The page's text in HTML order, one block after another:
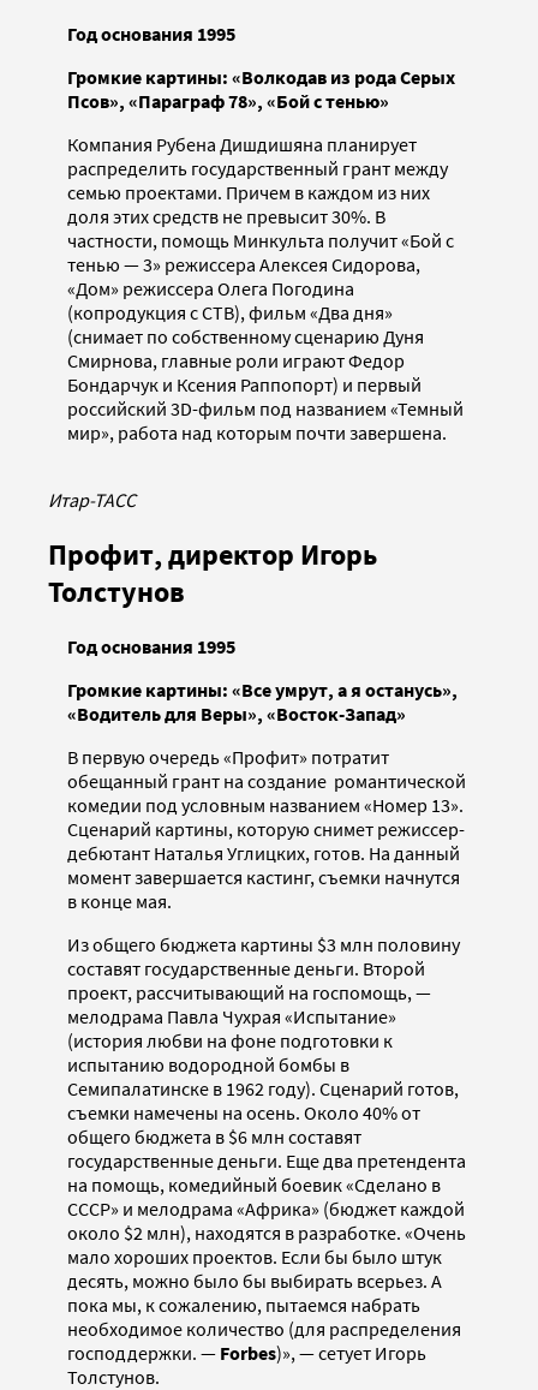
Год основания 1995
Громкие картины: «Волкодав из рода Серых
Псов», «Параграф 78», «Бой с тенью»
Компания Рубена Дишдишяна планирует
распределить государственный грант между
семью проектами. Причем в каждом из них
доля этих средств не превысит 30%. В
частности, помощь Минкульта получит «Бой с
тенью — 3» режиссера Алексея Сидорова,
«Дом» режиссера Олега Погодина
(копродукция с СТВ), фильм «Два дня»
(снимает по собственному сценарию Дуня
Смирнова, главные роли играют Федор
Бондарчук и Ксения Раппопорт) и первый
российский 3D-фильм под названием «Темный
мир», работа над которым почти завершена.
Итар-ТАСС
Профит, директор Игорь
Толстунов
Год основания 1995
Громкие картины: «Все умрут, а я останусь»,
«Водитель для Веры», «Восток-Запад»
В первую очередь «Профит» потратит
обещанный грант на создание романтической
комедии под условным названием «Номер 13».
Сценарий картины, которую снимет режиссер-
дебютант Наталья Углицких, готов. На данный
момент завершается кастинг, съемки начнутся
в конце мая.
Из общего бюджета картины $3 млн половину
составят государственные деньги. Второй
проект, рассчитывающий на госпомощь, —
мелодрама Павла Чухрая «Испытание»
(история любви на фоне подготовки к
испытанию водородной бомбы в
Семипалатинске в 1962 году). Сценарий готов,
съемки намечены на осень. Около 40% от
общего бюджета в $6 млн составят
государственные деньги. Еще два претендента
на помощь, комедийный боевик «Сделано в
СССР» и мелодрама «Африка» (бюджет каждой
около $2 млн), находятся в разработке. «Очень
мало хороших проектов. Если бы было штук
десять, можно было бы выбирать всерьез. А
пока мы, к сожалению, пытаемся набрать
необходимое количество (для распределения
господдержки. — Forbes)», — сетует Игорь
Толстунов.